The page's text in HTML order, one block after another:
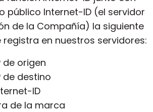
público Internet-ID (el servidor
de la Compañía) la siguiente
en nuestros servidores:
de origen
de destino
ID
de la marca